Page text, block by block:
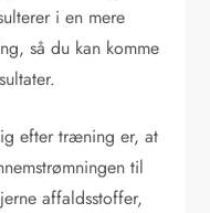
i en mere
så du kan komme
efter træning er, at
til
affaldsstoffer,